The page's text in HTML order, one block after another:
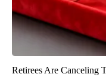
Retirees Are Canceling